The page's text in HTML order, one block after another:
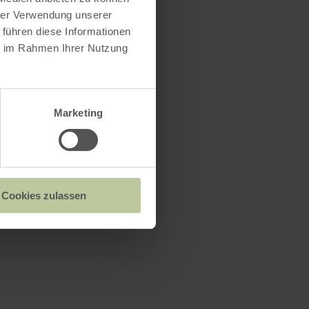
Verwendung unserer
diese Informationen
Rahmen Ihrer Nutzung
Marketing
Cookies zulassen